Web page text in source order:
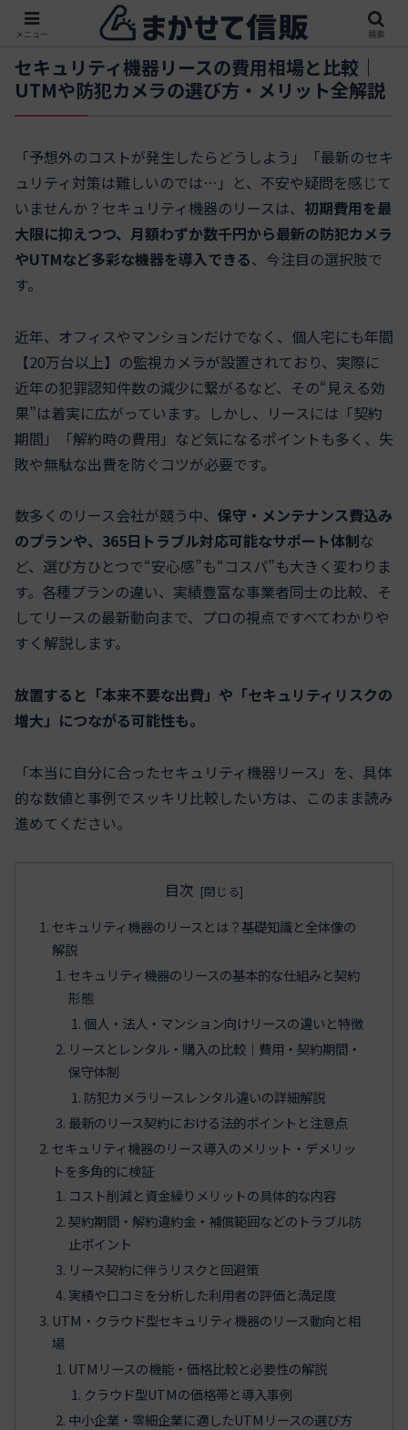
セキュリティ機器リースの費用相場と比較｜
UTMや防犯カメラの選び方・メリット全解説
「予想外のコストが発生したらどうしよう」「最新のセキ
ュリティ対策は難しいのでは…」と、不安や疑問を感じて
いませんか？セキュリティ機器のリースは、 初期費用を最
大限に抑えつつ、月額わずか数千円から最新の防犯カメラ
やUTMなど多彩な機器を導入できる、今注目の選択肢で
す。
近年、オフィスやマンションだけでなく、個人宅にも年間
【20万台以上】の監視カメラが設置されており、実際に
近年の犯罪認知件数の減少に繋がるなど、その“見える効
果”は着実に広がっています。しかし、リースには「契約
期間」「解約時の費用」など気になるポイントも多く、失
敗や無駄な出費を防ぐコツが必要です。
数多くのリース会社が競う中、 保守・メンテナンス費込み
のプランや、365日トラブル対応可能なサポート体制な
ど、選び方ひとつで“安心感”も“コスパ”も大きく変わりま
す。各種プランの違い、実績豊富な事業者同士の比較、そ
してリースの最新動向まで、プロの視点ですべてわかりや
すく解説します。
放置すると「本来不要な出費」や「セキュリティリスクの
増大」につながる可能性も。
「本当に自分に合ったセキュリティ機器リース」を、具体
的な数値と事例でスッキリ比較したい方は、このまま読み
進めてください。
目次
セキュリティ機器のリースとは？基礎知識と全体像の
解説
セキュリティ機器のリースの基本的な仕組みと契約
形態
個人・法人・マンション向けリースの違いと特徴
リースとレンタル・購入の比較｜費用・契約期間・
保守体制
防犯カメラリースレンタル違いの詳細解説
最新のリース契約における法的ポイントと注意点
セキュリティ機器のリース導入のメリット・デメリッ
トを多角的に検証
コスト削減と資金繰りメリットの具体的な内容
契約期間・解約違約金・補償範囲などのトラブル防
止ポイント
リース契約に伴うリスクと回避策
実績や口コミを分析した利用者の評価と満足度
UTM・クラウド型セキュリティ機器のリース動向と相
場
UTMリースの機能・価格比較と必要性の解説
クラウド型UTMの価格帯と導入事例
中小企業・零細企業に適したUTMリースの選び方
メニュー 検索